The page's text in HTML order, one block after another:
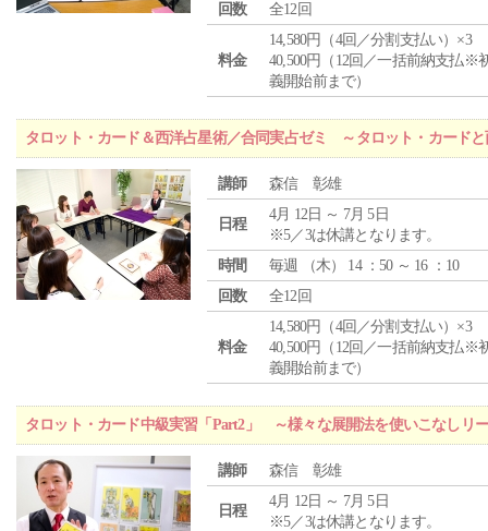
回数
全12回
料金
14,580円（4回／分割支払い）×3
40,500円（12回／一括前納支払※
義開始前まで）
タロット・カード＆西洋占星術／合同実占ゼミ ～タロット・カード
講師 森信 彰雄
日程
4月 12日 ～ 7月 5日
※5／3は休講となります。
時間
毎週 （木） 14 ：50 ～ 16 ：10
回数
全12回
料金
14,580円（4回／分割支払い）×3
40,500円（12回／一括前納支払※
義開始前まで）
タロット・カード中級実習「Part2」 ～様々な展開法を使いこなしリ
講師 森信 彰雄
日程
4月 12日 ～ 7月 5日
※5／3は休講となります。